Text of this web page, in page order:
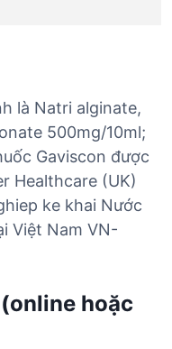
là Natri alginate,
500mg/10ml;
Gaviscon được
Healthcare (UK)
ke khai Nước
Việt Nam VN-
hoặc